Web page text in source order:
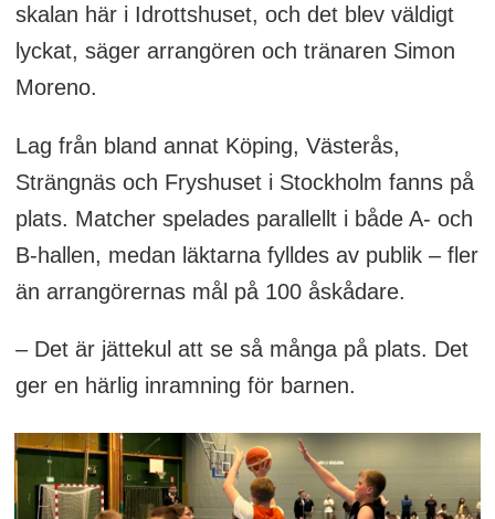
skalan här i Idrottshuset, och det blev väldigt
lyckat, säger arrangören och tränaren Simon
Moreno.
Lag från bland annat Köping, Västerås,
Strängnäs och Fryshuset i Stockholm fanns på
plats. Matcher spelades parallellt i både A- och
B-hallen, medan läktarna fylldes av publik – fler
än arrangörernas mål på 100 åskådare.
– Det är jättekul att se så många på plats. Det
ger en härlig inramning för barnen.